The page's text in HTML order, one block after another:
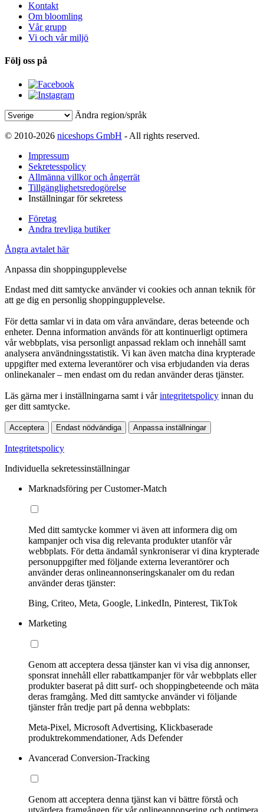
Kontakt
Om bloomling
Vår grupp
Vi och vår miljö
Följ oss på
Ändra region/språk
© 2010-2026 niceshops GmbH - All rights reserved.
Impressum
Sekretesspolicy
Allmänna villkor och ångerrät
Tillgänglighetsredogörelse
Inställningar för sekretess
Företag
Andra trevliga butiker
Ångra avtalet här
Anpassa din shoppingupplevelse
Endast med ditt samtycke använder vi cookies och annan teknik för
att ge dig en personlig shoppingupplevelse.
För detta samlar vi in data om våra användare, deras beteende och
enheter. Denna information används för att kontinuerligt optimera
vår webbplats, visa personligt anpassad reklam och innehåll samt
analysera användningsstatistik. Vi kan även matcha dina krypterade
uppgifter med externa leverantörer och visa erbjudanden via deras
onlinekanaler – men endast om du redan använder deras tjänster.
Läs gärna mer i inställningarna samt i vårintegritetspolicy innan du
ger ditt samtycke.
Acceptera Endast nödvändiga Anpassa inställningar
Integritetspolicy
Individuella sekretessinställningar
Marknadsföring per Customer-Match
Med ditt samtycke kommer vi även att informera dig om
kampanjer och visa dig relevanta produkter utanför vår
webbplats. För detta ändamål synkroniserar vi dina krypterade
personuppgifter med följande externa leverantörer och
använder deras onlineannonseringskanaler om du redan
använder deras tjänster:
Bing, Criteo, Meta, Google, LinkedIn, Pinterest, TikTok
Marketing
Genom att acceptera dessa tjänster kan vi visa dig annonser,
sponsrat innehåll eller rabattkampanjer för vår webbplats eller
produkter baserat på ditt surf- och shoppingbeteende och mäta
deras framgång. Med ditt samtycke använder vi följande
tjänster från tredje part på denna webbplats:
Meta-Pixel, Microsoft Advertising, Klickbaserade
produktrekommendationer, Ads Defender
Avancerad Conversion-Tracking
Genom att acceptera denna tjänst kan vi bättre förstå och
utvärdera framgången för vår onlineannonsering och optimera